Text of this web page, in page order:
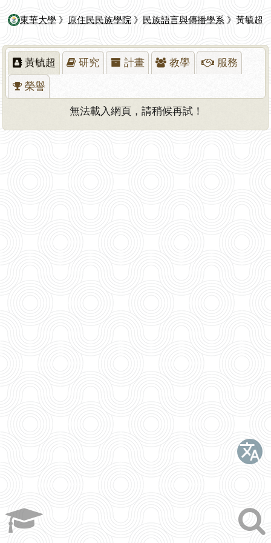
東華大學 》 原住民民族學院 》 民族語言與傳播學系 》黃毓超
黃毓超 研究 計畫 教學 服務
榮譽
無法載入網頁，請稍候再試！